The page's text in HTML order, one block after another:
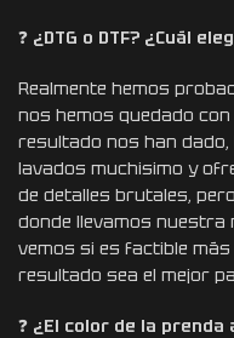
❓ ¿DTG o DTF? ¿Cuál
Realmente hemos
nos hemos quedado
resultado nos han
lavados muchisimo y
de detalles brutales,
donde llevamos nuestra
vemos si es factible
resultado sea el mejor
❓ ¿El color de la